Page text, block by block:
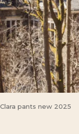
Clara pants new 2025